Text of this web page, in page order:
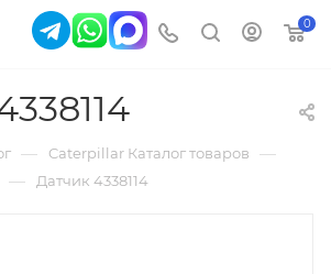
0
— Caterpillar Каталог товаров —
— Датчик 4338114